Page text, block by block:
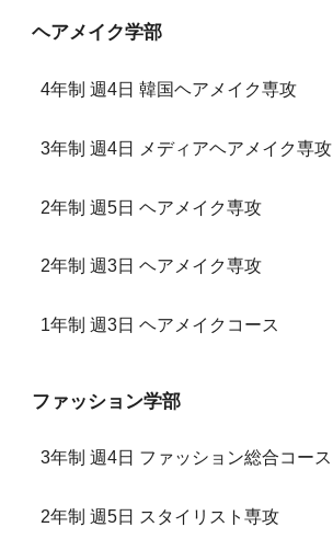
ヘアメイク学部
4年制 週4日 韓国ヘアメイク専攻
3年制 週4日 メディアヘアメイク専攻
2年制 週5日 ヘアメイク専攻
2年制 週3日 ヘアメイク専攻
1年制 週3日 ヘアメイクコース
ファッション学部
3年制 週4日 ファッション総合コース
2年制 週5日 スタイリスト専攻